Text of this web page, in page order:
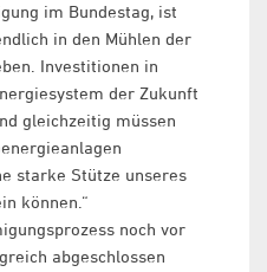
im Bundestag, ist
in den Mühlen der
Investitionen in
der Zukunft
gleichzeitig müssen
starke Stütze unseres
können.“
noch vor
abgeschlossen